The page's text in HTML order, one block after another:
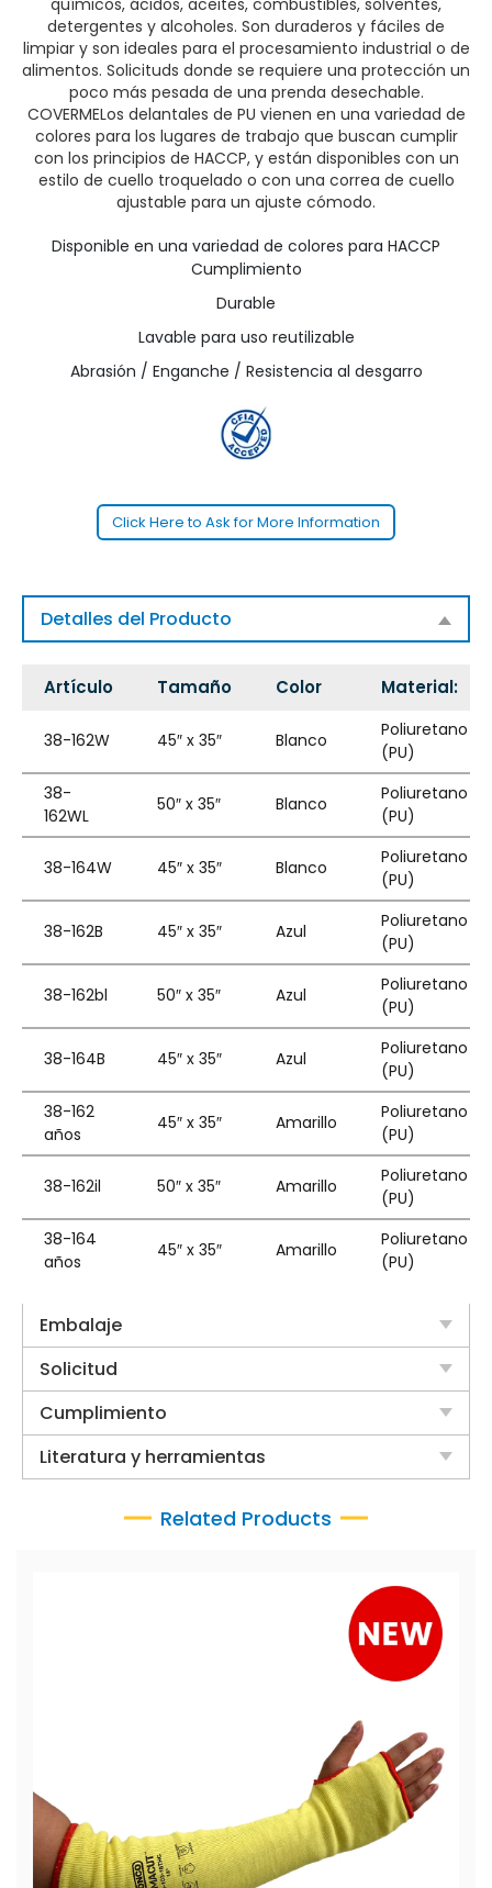
detergentes y alcoholes. Son duraderos y fáciles de
limpiar y son ideales para el procesamiento industrial o de
alimentos. Solicituds donde se requiere una protección un
poco más pesada de una prenda desechable.
COVERMELos delantales de PU vienen en una variedad de
colores para los lugares de trabajo que buscan cumplir
con los principios de HACCP, y están disponibles con un
estilo de cuello troquelado o con una correa de cuello
ajustable para un ajuste cómodo.
Disponible en una variedad de colores para HACCP
Cumplimiento
Durable
Lavable para uso reutilizable
Abrasión / Enganche / Resistencia al desgarro
Click Here to Ask for More Information
Detalles del Producto
Artículo Tamaño Color Material:
38-162W 45″ x 35″ Blanco
Poliuretano
(PU)
38-
162WL
50″ x 35″ Blanco
Poliuretano
(PU)
38-164W 45″ x 35″ Blanco
Poliuretano
(PU)
38-162B 45″ x 35″ Azul
Poliuretano
(PU)
38-162bl 50″ x 35″ Azul
Poliuretano
(PU)
38-164B 45″ x 35″ Azul
Poliuretano
(PU)
38-162
años
45″ x 35″ Amarillo
Poliuretano
(PU)
38-162il 50″ x 35″ Amarillo
Poliuretano
(PU)
38-164
años
45″ x 35″ Amarillo
Poliuretano
(PU)
Embalaje
Solicitud
Cumplimiento
Literatura y herramientas
Related Products